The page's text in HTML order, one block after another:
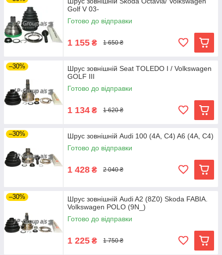
Golf V 03-
Готово до відправки
1 155 ₴ 1 650 ₴
–30%
Шрус зовнішній Seat TOLEDO I / Volkswagen
GOLF III
Готово до відправки
1 134 ₴ 1 620 ₴
–30%
Шрус зовнішній Audi 100 (4A, C4) A6 (4A, C4)
Готово до відправки
1 428 ₴ 2 040 ₴
–30%
Шрус зовнішній Audi A2 (8Z0) Skoda FABIA.
Volkswagen POLO (9N_)
Готово до відправки
1 225 ₴ 1 750 ₴